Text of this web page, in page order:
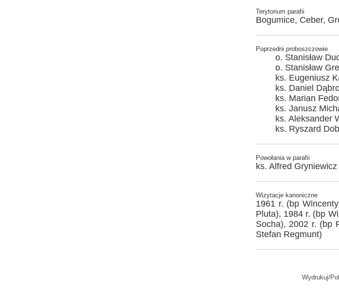
Terytorium parafii
Bogumice, Ceber,
Poprzedni proboszczowie
o. Stanisław
o. Stanisław
ks. Eugeniusz
ks. Daniel
ks. Marian
ks. Janusz
ks. Aleksander
ks. Ryszard
Powołania w parafii
ks. Alfred Gryniewicz
Wizytacje kanoniczne
1961 r. (bp
Pluta), 1984 r. (bp
Socha), 2002 r. (bp
Stefan Regmunt)
Wydrukuj/